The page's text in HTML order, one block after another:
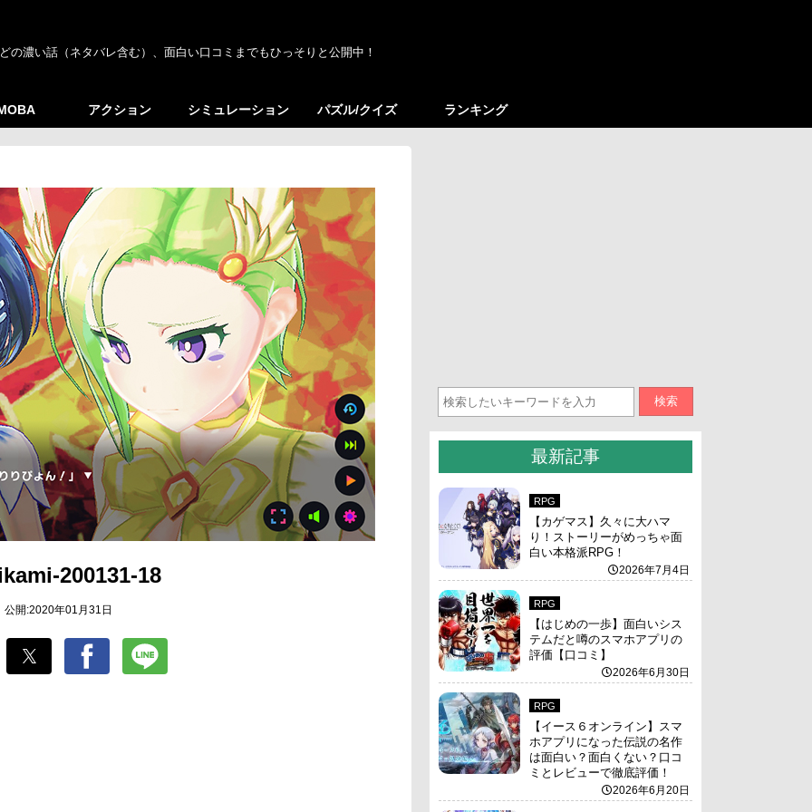
濃い話（ネタバレ含む）、面白い口コミまでもひっそりと公開中！
アクション シミュレーション パズル/クイズ ランキング
200131-18
公開:2020年01月31日
検索
最新記事
RPG
【カゲマス】久々に大ハマ
り！ストーリーがめっちゃ面
白い本格派RPG！
2026年7月4日
RPG
【はじめの一歩】面白いシス
テムだと噂のスマホアプリの
評価【口コミ】
2026年6月30日
RPG
【イース６オンライン】スマ
ホアプリになった伝説の名作
は面白い？面白くない？口コ
ミとレビューで徹底評価！
2026年6月20日